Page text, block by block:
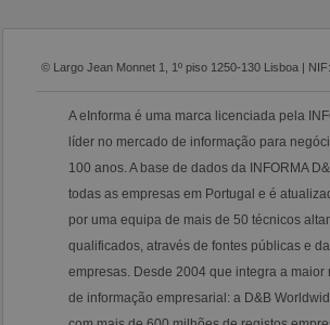
© Largo Jean Monnet 1, 1º piso 1250-130 Lisboa |
A eInforma é uma marca licenciada pela
líder no mercado de informação para
100 anos. A base de dados da INFORMA
todas as empresas em Portugal e é
por uma equipa de mais de 50 técnicos
qualificados, através de fontes públicas e
empresas. Desde 2004 que integra a maior
de informação empresarial: a D&B